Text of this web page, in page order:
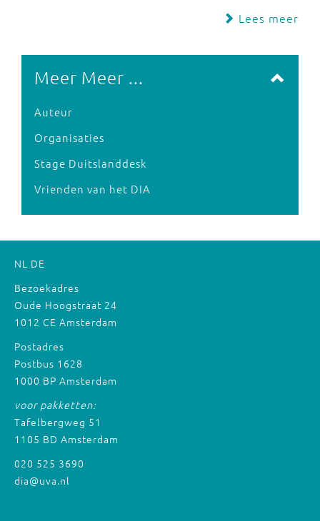
Lees meer
Meer Meer ...
Auteur
Organisaties
Stage Duitslanddesk
Vrienden van het DIA
NL DE
Bezoekadres
Oude Hoogstraat 24
1012 CE Amsterdam
Postadres
Postbus 1628
1000 BP Amsterdam
voor pakketten:
Tafelbergweg 51
1105 BD Amsterdam
020 525 3690
dia@uva.nl